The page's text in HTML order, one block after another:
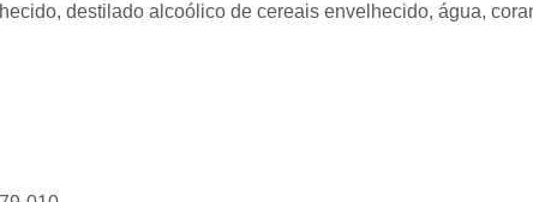
destilado alcoólico de cereais envelhecido, água,